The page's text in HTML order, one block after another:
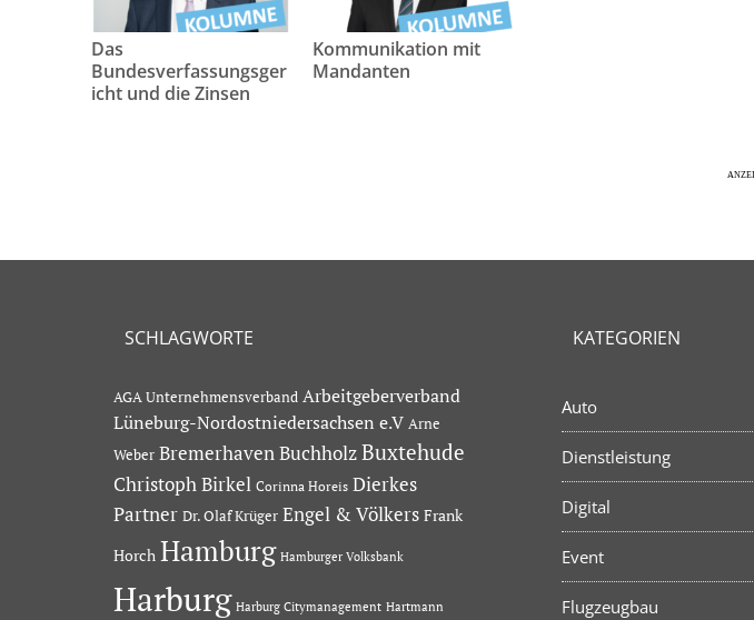
Das
Bundesverfassungsger
icht und die Zinsen
Kommunikation mit
Mandanten
SCHLAGWORTE
AGA Unternehmensverband Arbeitgeberverband
Lüneburg-Nordostniedersachsen e.V Arne
Weber BremerhavenBuchholzBuxtehude
Christoph Birkel Corinna Horeis Dierkes
Partner Dr. Olaf Krüger Engel & Völkers Frank
Horch Hamburg Hamburger Volksbank
Harburg Harburg Citymanagement Hartmann
KATEGORIEN
Auto
Dienstleistung
Digital
Event
Flugzeugbau